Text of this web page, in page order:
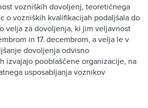
vozniških dovoljenj, teoretičnega
o vozniških kvalifikacijah podaljšala do
velja za dovoljenja, ki jim veljavnost
in 17. decembrom, a velja le v
dovoljenja odvisno
izvajajo pooblaščene organizacije, na
usposabljanja voznikov